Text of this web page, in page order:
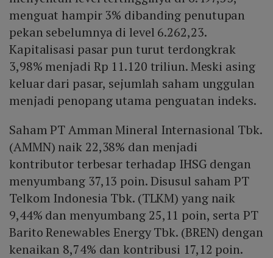
Presiden AS Donald Trump yang menimbulkan harapan
pasar.
menguat hampir 3% dibanding penutupan
pekan sebelumnya di level 6.262,23.
Kapitalisasi pasar pun turut terdongkrak
3,98% menjadi Rp 11.120 triliun. Meski asing
keluar dari pasar, sejumlah saham unggulan
menjadi penopang utama penguatan indeks.
Saham PT Amman Mineral Internasional Tbk.
(AMMN) naik 22,38% dan menjadi
kontributor terbesar terhadap IHSG dengan
menyumbang 37,13 poin. Disusul saham PT
Telkom Indonesia Tbk. (TLKM) yang naik
9,44% dan menyumbang 25,11 poin, serta PT
Barito Renewables Energy Tbk. (BREN) dengan
kenaikan 8,74% dan kontribusi 17,12 poin.